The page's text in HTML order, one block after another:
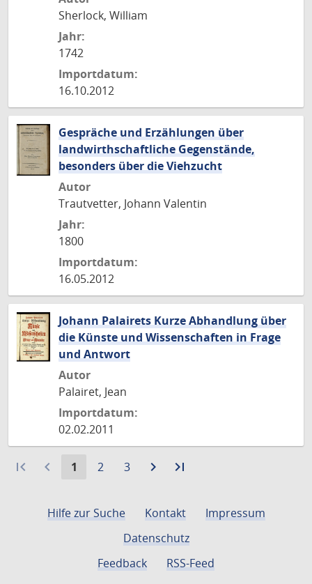
Sherlock, William
Jahr:
1742
Importdatum:
16.10.2012
Gespräche und Erzählungen über
landwirthschaftliche Gegenstände,
besonders über die Viehzucht
Autor
Trautvetter, Johann Valentin
Jahr:
1800
Importdatum:
16.05.2012
Johann Palairets Kurze Abhandlung über
die Künste und Wissenschaften in Frage
und Antwort
Autor
Palairet, Jean
Importdatum:
02.02.2011
first_page navigate_before
Aktuelle
1
Gehe
2
Gehe
3 navigate_next
Zurlast_page
Hilfe zur Suche
Kontakt
Impressum
Datenschutz
Feedback
RSS-Feed